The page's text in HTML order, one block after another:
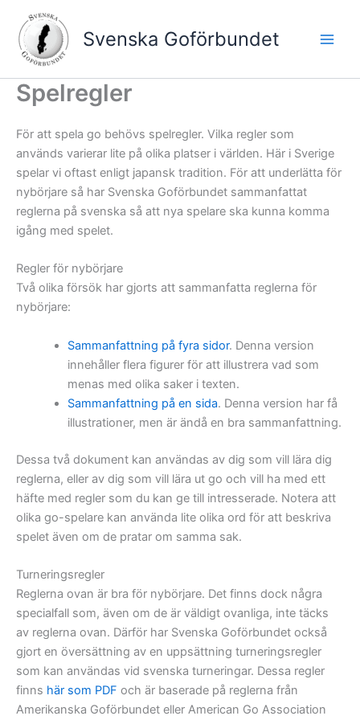
innehåll
Svenska Goförbundet
Spelregler
För att spela go behövs spelregler. Vilka regler som
används varierar lite på olika platser i världen. Här i Sverige
spelar vi oftast enligt japansk tradition. För att underlätta för
nybörjare så har Svenska Goförbundet sammanfattat
reglerna på svenska så att nya spelare ska kunna komma
igång med spelet.
Regler för nybörjare
Två olika försök har gjorts att sammanfatta reglerna för
nybörjare:
Sammanfattning på fyra sidor. Denna version
innehåller flera figurer för att illustrera vad som
menas med olika saker i texten.
Sammanfattning på en sida. Denna version har få
illustrationer, men är ändå en bra sammanfattning.
Dessa två dokument kan användas av dig som vill lära dig
reglerna, eller av dig som vill lära ut go och vill ha med ett
häfte med regler som du kan ge till intresserade. Notera att
olika go-spelare kan använda lite olika ord för att beskriva
spelet även om de pratar om samma sak.
Turneringsregler
Reglerna ovan är bra för nybörjare. Det finns dock några
specialfall som, även om de är väldigt ovanliga, inte täcks
av reglerna ovan. Därför har Svenska Goförbundet också
gjort en översättning av en uppsättning turneringsregler
som kan användas vid svenska turneringar. Dessa regler
finns här som PDF och är baserade på reglerna från
Amerikanska Goförbundet eller American Go Association